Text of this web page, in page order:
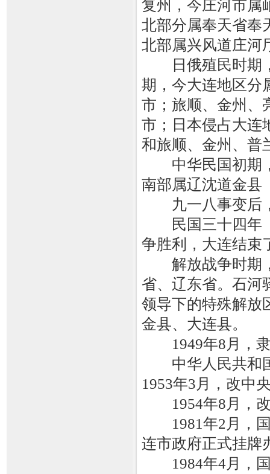
复州，今庄河市属
北部分属奉天省奉
北部属兴风道庄河
日俄殖民时期
期，今大连地区分
市；旅顺、金州、
市；日本侵占大连
和旅顺、金州、普
中华民国初期，
南部属辽沈道金县
九一八事变后，
民国三十四年（
争胜利，大连结束
解放战争时期，
省、辽东省。石河
领导下的特殊解放
金县、大连县。
1949年8月，隶
中华人民共和国
1953年3月，改中
1954年8月，改
1981年2月，国
连市政府正式挂牌
1984年4月，国